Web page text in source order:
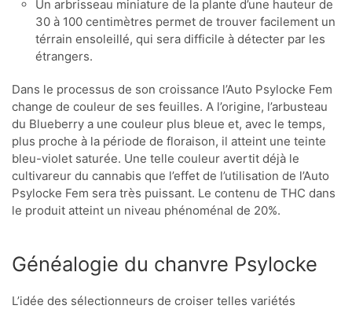
Un arbrisseau miniature de la plante d’une hauteur de
30 à 100 centimètres permet de trouver facilement un
térrain ensoleillé, qui sera difficile à détecter par les
étrangers.
Dans le processus de son croissance l’Auto Psylocke Fem
change de couleur de ses feuilles. A l’origine, l’arbusteau
du Blueberry a une couleur plus bleue et, avec le temps,
plus proche à la période de floraison, il atteint une teinte
bleu-violet saturée. Une telle couleur avertit déjà le
cultivareur du cannabis que l’effet de l’utilisation de l’Auto
Psylocke Fem sera très puissant. Le contenu de THC dans
le produit atteint un niveau phénoménal de 20%.
Généalogie du chanvre Psylocke
L’idée des sélectionneurs de croiser telles variétés